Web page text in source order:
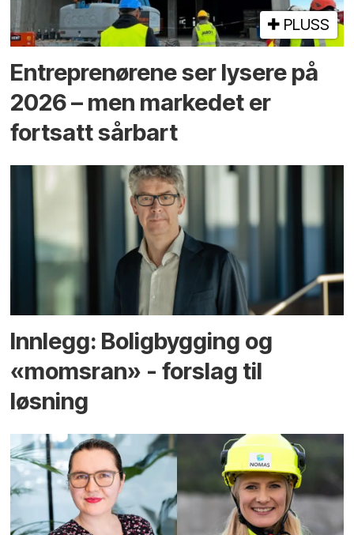
PLUSS
Entreprenørene ser lysere på
2026 – men markedet er
fortsatt sårbart
Innlegg: Boligbygging og
«momsran» - forslag til
løsning